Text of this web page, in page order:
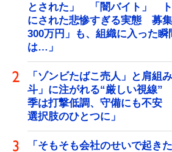
とされた」 「闇バイト」 ト
にされた悲惨すぎる実態 募
300万円」も、組織に入った瞬
は…」
「ゾンビたばこ売人」と肩組
斗」に注がれる“厳しい視線”
季は打撃低調、守備にも不安
選択肢のひとつに」
「そもそも会社のせいで起